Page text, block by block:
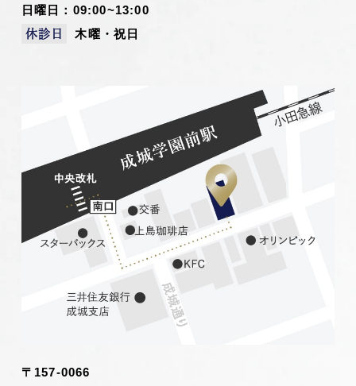
日曜日：09:00~13:00
休診日 木曜・祝日
〒157-0066